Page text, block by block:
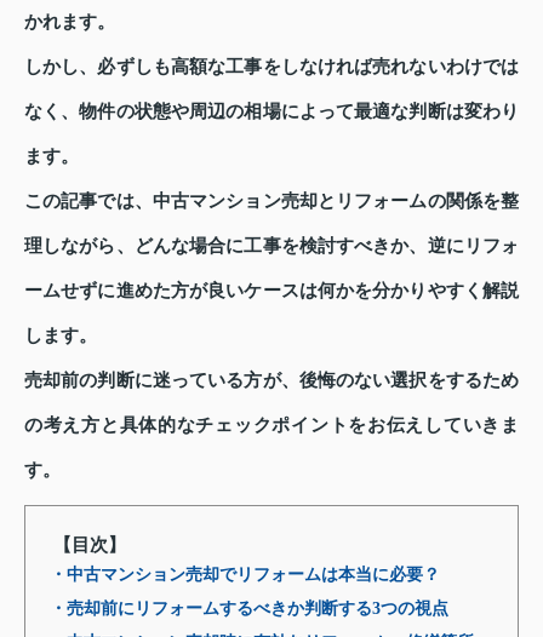
かれます。
しかし、必ずしも高額な工事をしなければ売れないわけでは
なく、物件の状態や周辺の相場によって最適な判断は変わり
ます。
この記事では、中古マンション売却とリフォームの関係を整
理しながら、どんな場合に工事を検討すべきか、逆にリフォ
ームせずに進めた方が良いケースは何かを分かりやすく解説
します。
売却前の判断に迷っている方が、後悔のない選択をするため
の考え方と具体的なチェックポイントをお伝えしていきま
す。
【目次】
・中古マンション売却でリフォームは本当に必要？
・売却前にリフォームするべきか判断する3つの視点